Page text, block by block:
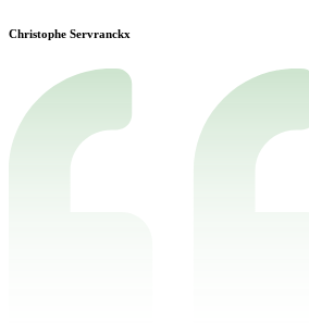
Christophe Servranckx